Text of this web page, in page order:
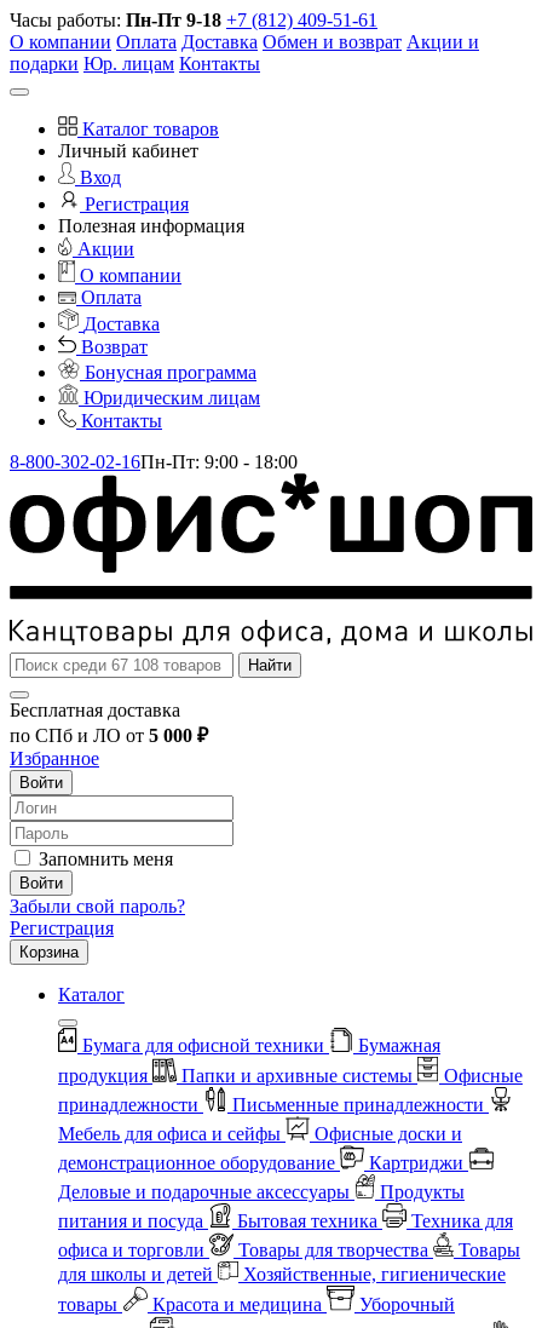
Часы работы: Пн-Пт 9-18 +7 (812) 409-51-61
О компании Оплата Доставка Обмен и возврат Акции и
подарки Юр. лицам Контакты
Каталог товаров
Личный кабинет
Вход
Регистрация
Полезная информация
Акции
О компании
Оплата
Доставка
Возврат
Бонусная программа
Юридическим лицам
Контакты
8-800-302-02-16Пн-Пт: 9:00 - 18:00
Найти
Бесплатная доставка
по СПб и ЛО от 5 000 ₽
Избранное
Войти
Запомнить меня
Войти
Забыли свой пароль?
Регистрация
Корзина
Каталог
Бумага для офисной техники
Бумажная
продукция
Папки и архивные системы
Офисные
принадлежности
Письменные принадлежности
Мебель для офиса и сейфы
Офисные доски и
демонстрационное оборудование
Картриджи
Деловые и подарочные аксессуары
Продукты
питания и посуда
Бытовая техника
Техника для
офиса и торговли
Товары для творчества
Товары
для школы и детей
Хозяйственные, гигиенические
товары
Красота и медицина
Уборочный